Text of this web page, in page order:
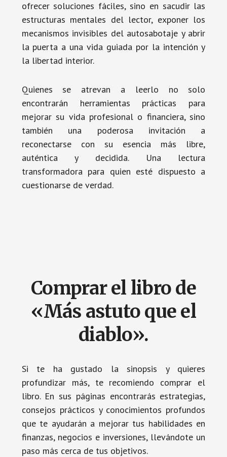
ofrecer soluciones fáciles, sino en sacudir las
estructuras mentales del lector, exponer los
mecanismos invisibles del autosabotaje y abrir
la puerta a una vida guiada por la intención y
la libertad interior.
Quienes se atrevan a leerlo no solo
encontrarán herramientas prácticas para
mejorar su vida profesional o financiera, sino
también una poderosa invitación a
reconectarse con su esencia más libre,
auténtica y decidida. Una lectura
transformadora para quien esté dispuesto a
cuestionarse de verdad.
Comprar el libro de
«Más astuto que el
diablo».
Si te ha gustado la sinopsis y quieres
profundizar más, te recomiendo comprar el
libro. En sus páginas encontrarás estrategias,
consejos prácticos y conocimientos profundos
que te ayudarán a mejorar tus habilidades en
finanzas, negocios e inversiones, llevándote un
paso más cerca de tus objetivos.